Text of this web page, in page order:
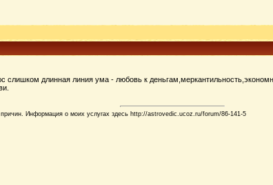
слишком длинная линия ума - любовь к
Информация о моих услугах здесь http://astrovedic.ucoz.ru/forum/86-141-5